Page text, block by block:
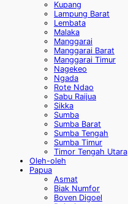
Kupang
Lampung Barat
Lembata
Malaka
Manggarai
Manggarai Barat
Manggarai Timur
Nagekeo
Ngada
Rote Ndao
Sabu Raijua
Sikka
Sumba
Sumba Barat
Sumba Tengah
Sumba Timur
Timor Tengah Utara
Oleh-oleh
Papua
Asmat
Biak Numfor
Boven Digoel